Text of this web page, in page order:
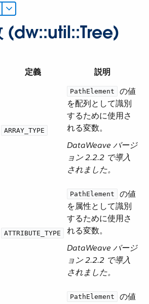
(dw::util::Tree)
定義 説明
ARRAY_TYPE
PathElement
​ の値
を配列として識別
するために使用さ
れる変数。
DataWeave バージ
ョン 2.2.2 で導入
されました。
ATTRIBUTE_TYPE
PathElement
​ の値
を属性として識別
するために使用さ
れる変数。
DataWeave バージ
ョン 2.2.2 で導入
されました。
PathElement
​ の値